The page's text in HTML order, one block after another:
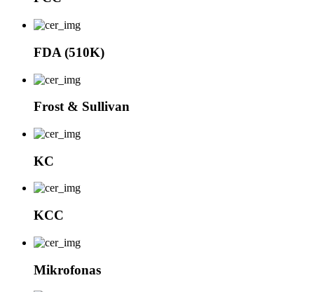
FDA (510K)
Frost & Sullivan
KC
KCC
Mikrofonas